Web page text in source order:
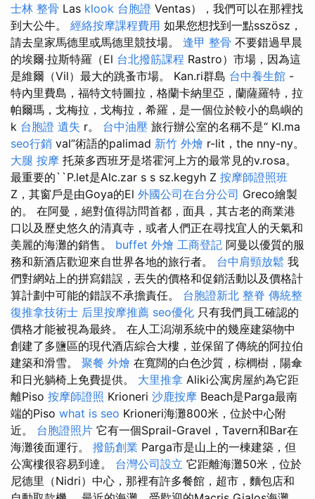
士林 整骨 Las klook 台胞證 Ventas），我們可以在那裡找
到大公牛。 經絡按摩課程費用 如果您想找到一點sszösz，
請去皇家馬德里或馬德里競技場。 逢甲 整骨 不要錯過早晨
的埃爾·拉斯特羅（El 台北撥筋課程 Rastro）市場，因為這
是維爾（Vil）最大的跳蚤市場。 Kan.ri群島 台中養生館 -
特內里費島，福特文特圖拉，格蘭卡納里亞，蘭薩羅特，拉
帕爾瑪，戈梅拉，戈梅拉，希羅，是一個位於較小的島嶼的
k 台胞證 遺失 r。 台中油壓 旅行辦公室的名稱不是“ Kl.ma
seo行銷 val”術語的palimad 新竹 外燴 r-lit，the nny-ny。
大腿 按摩 托萊多西班牙是塔霍河上方的最常見的v.rosa。
最重要的``P.let是Alc.zar s s sz.kegyh Z 按摩師證照班
Z，其窗戶是由Goya的El 外國公司在台分公司 Greco繪製
的。 在阿曼，絕對值得訪問首都，面具，其古老的商業港
口以及歷史悠久的清真寺，或者人們正在尋找宜人的天氣和
美麗的海灘的銷售。 buffet 外燴 工商登記 阿曼以優質的服
務和新酒店歡迎來自世界各地的旅行者。 台中肩頸放鬆 我
們對網站上的拼寫錯誤，丟失的價格和促銷活動以及價格計
算計劃中可能的錯誤不承擔責任。 台胞證新北 整脊 傳統整
復推拿技術士 后里按摩推薦 seo優化 只有我們員工確認的
價格才能被視為最終。 在人工潟湖系統中的幾座建築物中
創建了多鹽區的現代酒店綜合大樓，並保留了傳統的阿拉伯
建築和滑雪。 聚餐 外燴 在寬闊的白色沙質，棕櫚樹，陽傘
和日光躺椅上免費提供。 大里推拿 Aliki公寓房屋約為它距
離Piso 按摩師證照 Krioneri 沙鹿按摩 Beach是Parga最南
端的Piso what is seo Krioneri海灘800米，位於中心附
近。 台胞證照片 它有一個Sprail-Gravel，Tavern和Bar在
海灘後面運行。 撥筋創業 Parga市是山上的一棟建築，但
公寓樓很容易到達。 台灣公司設立 它距離海灘50米，位於
尼德里（Nidri）中心，那裡有許多餐館，超市，麵包店和